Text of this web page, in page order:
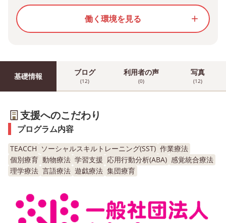
働く環境を見る add
基礎情報 ブログ
(12)
利用者の声
(0)
写真
(12)
支援へのこだわり
プログラム内容
TEACCH ソーシャルスキルトレーニング(SST) 作業療法
個別療育 動物療法 学習支援 応用行動分析(ABA) 感覚統合療法
理学療法 言語療法 遊戯療法 集団療育